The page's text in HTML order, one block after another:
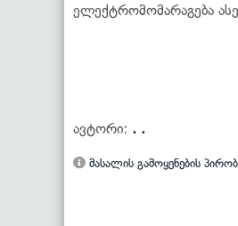
ელექტრომომარაგება
ავტორი: . .
მასალის გამოყენების